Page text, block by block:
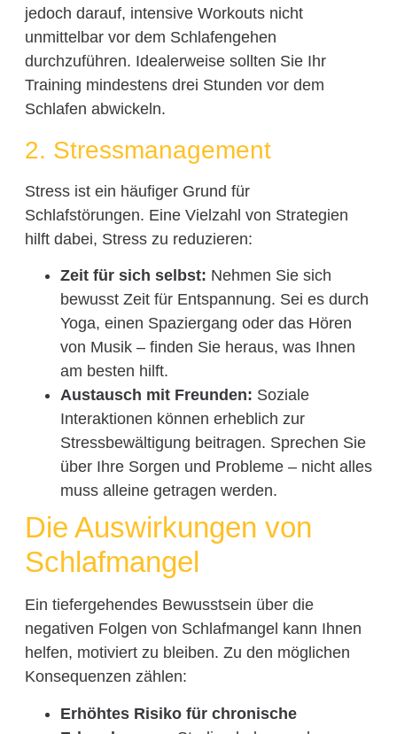
jedoch darauf, intensive Workouts nicht
unmittelbar vor dem Schlafengehen
durchzuführen. Idealerweise sollten Sie Ihr
Training mindestens drei Stunden vor dem
Schlafen abwickeln.
2. Stressmanagement
Stress ist ein häufiger Grund für
Schlafstörungen. Eine Vielzahl von Strategien
hilft dabei, Stress zu reduzieren:
Zeit für sich selbst: Nehmen Sie sich
bewusst Zeit für Entspannung. Sei es durch
Yoga, einen Spaziergang oder das Hören
von Musik – finden Sie heraus, was Ihnen
am besten hilft.
Austausch mit Freunden: Soziale
Interaktionen können erheblich zur
Stressbewältigung beitragen. Sprechen Sie
über Ihre Sorgen und Probleme – nicht alles
muss alleine getragen werden.
Die Auswirkungen von
Schlafmangel
Ein tiefergehendes Bewusstsein über die
negativen Folgen von Schlafmangel kann Ihnen
helfen, motiviert zu bleiben. Zu den möglichen
Konsequenzen zählen:
Erhöhtes Risiko für chronische